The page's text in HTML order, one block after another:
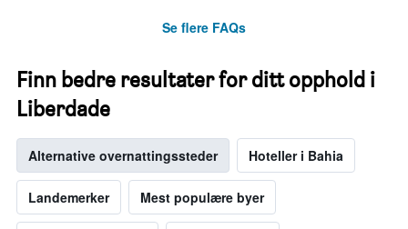
Se flere FAQs
Finn bedre resultater for ditt opphold i
Liberdade
Alternative overnattingssteder Hoteller i Bahia
Landemerker Mest populære byer